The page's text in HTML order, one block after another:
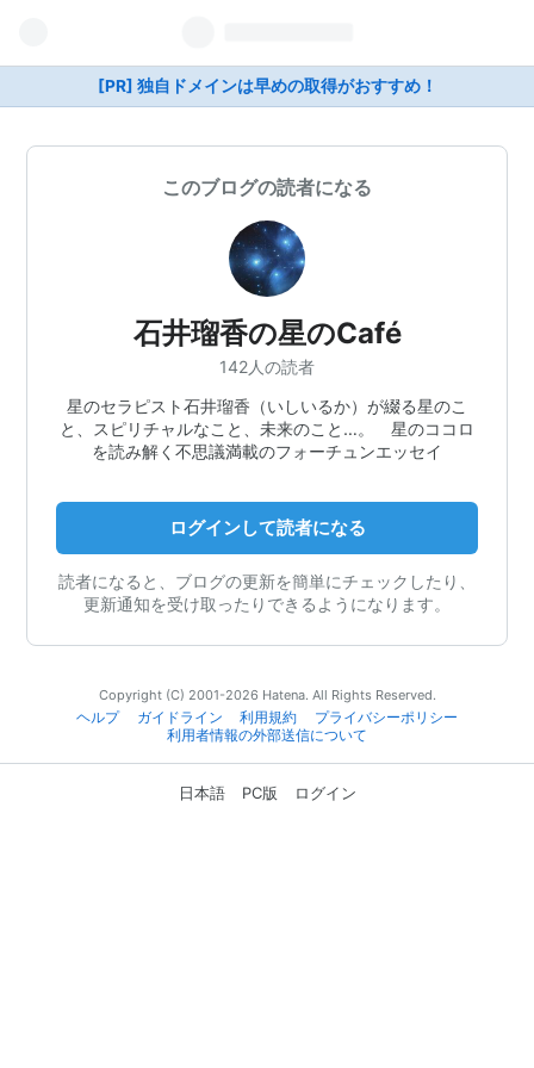
[PR] 独自ドメインは早めの取得がおすすめ！
このブログの読者になる
石井瑠香の星のCafé
142人の読者
星のセラピスト石井瑠香（いしいるか）が綴る星のこ
と、スピリチャルなこと、未来のこと…。 星のココロ
を読み解く不思議満載のフォーチュンエッセイ
ログインして読者になる
読者になると、ブログの更新を簡単にチェックしたり、
更新通知を受け取ったりできるようになります。
Copyright (C) 2001-2026 Hatena. All Rights Reserved.
ヘルプ
ガイドライン 利用規約
プライバシーポリシー
利用者情報の外部送信について
日本語 PC版 ログイン